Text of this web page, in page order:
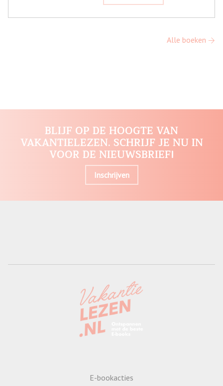
Alle boeken
BLIJF OP DE HOOGTE VAN
VAKANTIELEZEN. SCHRIJF JE NU IN
VOOR DE NIEUWSBRIEF!
Inschrijven
E-bookacties